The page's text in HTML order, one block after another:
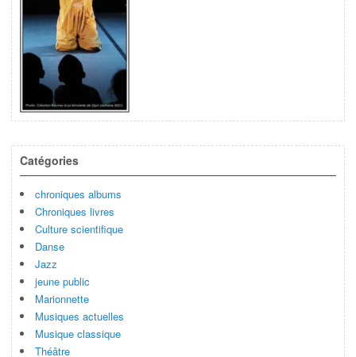
Catégories
chroniques albums
Chroniques livres
Culture scientifique
Danse
Jazz
jeune public
Marionnette
Musiques actuelles
Musique classique
Théâtre